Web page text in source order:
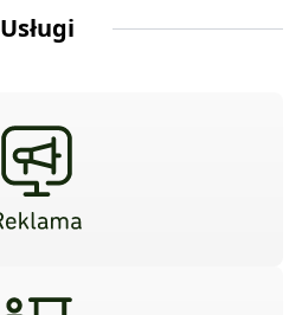
Usługi